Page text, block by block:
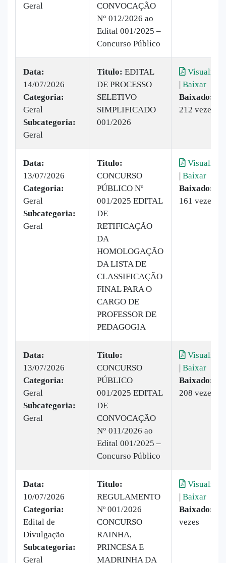
Geral
CONVOCAÇÃO
N° 012/2026 ao
Edital 001/2025 –
Concurso Público
Data:
14/07/2026
Categoria:
Geral
Subcategoria:
Geral
Titulo: EDITAL
DE PROCESSO
SELETIVO
SIMPLIFICADO
001/2026
Visualizar
| Baixar
Baixado:
212 vezes
Data:
13/07/2026
Categoria:
Geral
Subcategoria:
Geral
Titulo:
CONCURSO
PÚBLICO Nº
001/2025 EDITAL
DE
RETIFICAÇÃO
DA
HOMOLOGAÇÃO
DA LISTA DE
CLASSIFICAÇÃO
FINAL PARA O
CARGO DE
PROFESSOR DE
PEDAGOGIA
Visualizar
| Baixar
Baixado:
161 vezes
Data:
13/07/2026
Categoria:
Geral
Subcategoria:
Geral
Titulo:
CONCURSO
PÚBLICO
001/2025 EDITAL
DE
CONVOCAÇÃO
N° 011/2026 ao
Edital 001/2025 –
Concurso Público
Visualizar
| Baixar
Baixado:
208 vezes
Data:
10/07/2026
Categoria:
Edital de
Divulgação
Subcategoria:
Geral
Titulo:
REGULAMENTO
Nº 001/2026
CONCURSO
RAINHA,
PRINCESA E
MADRINHA DA
Visualizar
| Baixar
Baixado:
vezes